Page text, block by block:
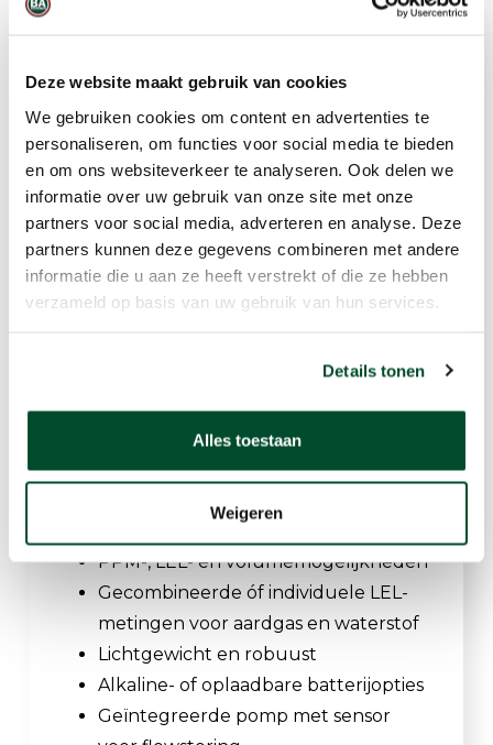
Deze website maakt gebruik van cookies
We gebruiken cookies om content en advertenties te
personaliseren, om functies voor social media te bieden
en om ons websiteverkeer te analyseren. Ook delen we
informatie over uw gebruik van onze site met onze
partners voor social media, adverteren en analyse. Deze
partners kunnen deze gegevens combineren met andere
informatie die u aan ze heeft verstrekt of die ze hebben
verzameld op basis van uw gebruik van hun services.
Details tonen
Alles toestaan
Weigeren
werkzaamheden. De Purge modus kan
de Search modus die gebruikt wordt om
snel kleine lekken op te sporen met
behulp van een halfgeleidersensor en
pompfunctie.
Vanwege kruisgevoeligheid en
potentiële sensorschade kunnen
instrumenten die geconfigureerd zijn om
koolmonoxide of waterstofsulfide sensor
Belangrijkste
eigenschappen
PPM-, LEL- en volumemogelijkheden
Gecombineerde óf individuele LEL-
metingen voor aardgas en waterstof
Lichtgewicht en robuust
Alkaline- of oplaadbare batterijopties
Geïntegreerde pomp met sensor